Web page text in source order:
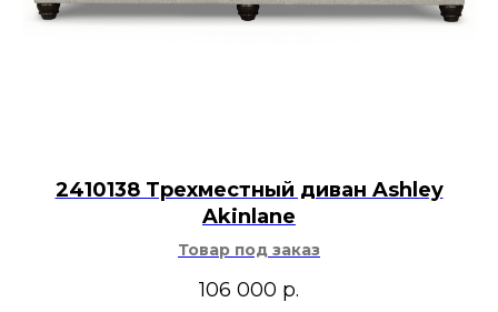
2410138 Трехместный диван Ashley
Akinlane
Товар под заказ
106 000 р.